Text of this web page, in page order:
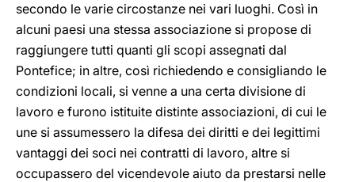
secondo le varie circostanze nei vari luoghi. Così in
alcuni paesi una stessa associazione si propose di
raggiungere tutti quanti gli scopi assegnati dal
Pontefice; in altre, così richiedendo e consigliando le
condizioni locali, si venne a una certa divisione di
lavoro e furono istituite distinte associazioni, di cui le
une si assumessero la difesa dei diritti e dei legittimi
vantaggi dei soci nei contratti di lavoro, altre si
occupassero del vicendevole aiuto da prestarsi nelle